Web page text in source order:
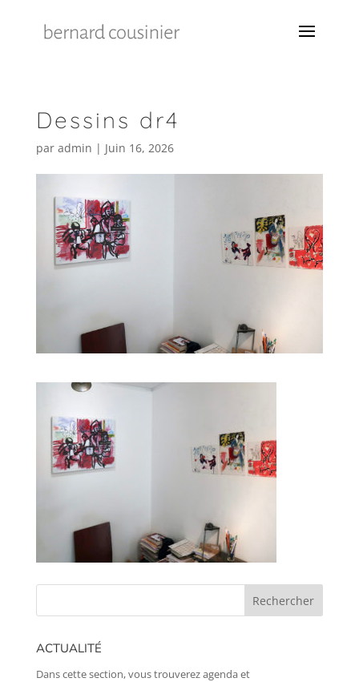
Dessins dr4
par admin | Juin 16, 2026
ACTUALITÉ
Dans cette section, vous trouverez agenda et